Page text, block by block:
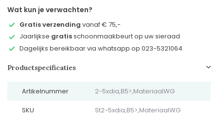
Wat kun je verwachten?
Gratis verzending vanaf € 75,-
Jaarlijkse gratisschoonmaakbeurt op uw sieraad
Dagelijks bereikbaar via whatsapp op 023-5321064
Productspecificaties
Artikelnummer 2-5xdia,B5>,MateriaalWG
SKU St2-5xdia,B5>,MateriaalWG